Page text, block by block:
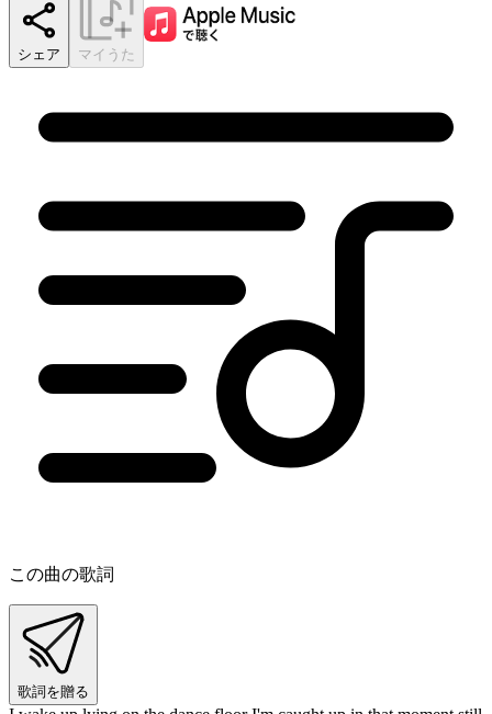
シェア マイうた
この曲の歌詞
歌詞を贈る